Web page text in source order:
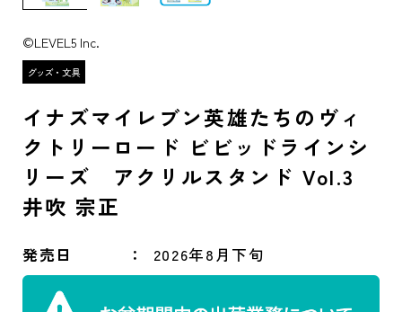
©LEVEL5 Inc.
イナズマイレブン英雄たちのヴィ
クトリーロード ビビッドラインシ
リーズ アクリルスタンド Vol.3
井吹 宗正
発売日 2026年8月下旬